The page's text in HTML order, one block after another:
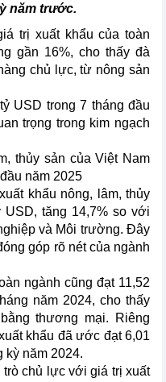
năm trước.
trị xuất khẩu của toàn
gần 16%, cho thấy đà
chủ lực, từ nông sản
USD trong 7 tháng đầu
trọng trong kim ngạch
thủy sản của Việt Nam
năm 2025
khẩu nông, lâm, thủy
USD, tăng 14,7% so với
và Môi trường. Đây
góp rõ nét của ngành
ngành cũng đạt 11,52
năm 2024, cho thấy
thương mại. Riêng
khẩu đã ước đạt 6,01
kỳ năm 2024.
chủ lực với giá trị xuất